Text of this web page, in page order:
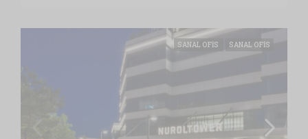
SANAL OFIS SANAL OFIS